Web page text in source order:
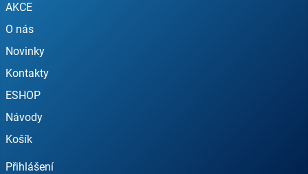
AKCE
O nás
Novinky
Kontakty
ESHOP
Návody
Košík
Přihlášení